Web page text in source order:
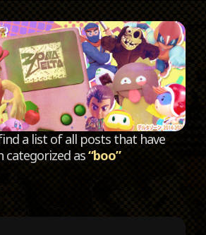
a list of all posts that have
categorized as“boo”